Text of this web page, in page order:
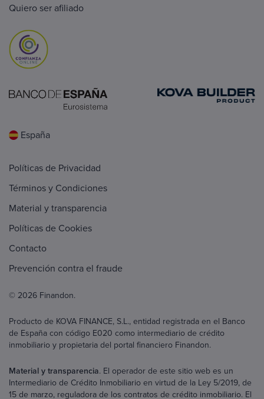
Quiero ser afiliado
España
Políticas de Privacidad
Términos y Condiciones
Material y transparencia
Políticas de Cookies
Contacto
Prevención contra el fraude
© 2026 Finandon.
Producto de KOVA FINANCE, S.L., entidad registrada en el Banco
de España con código E020 como intermediario de crédito
inmobiliario y propietaria del portal financiero Finandon.
Material y transparencia. El operador de este sitio web es un
Intermediario de Crédito Inmobiliario en virtud de la Ley 5/2019, de
15 de marzo, reguladora de los contratos de crédito inmobiliario. El